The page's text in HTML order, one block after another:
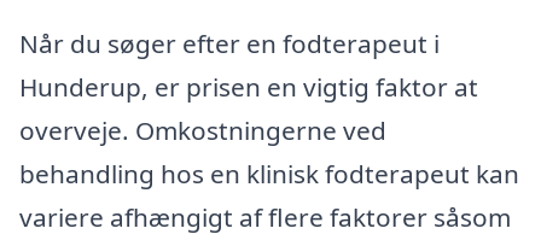
Når du søger efter en fodterapeut i
Hunderup, er prisen en vigtig faktor at
overveje. Omkostningerne ved
behandling hos en klinisk fodterapeut kan
variere afhængigt af flere faktorer såsom